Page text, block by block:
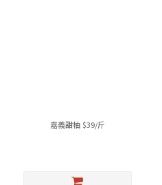
嘉義甜柚 $39/斤